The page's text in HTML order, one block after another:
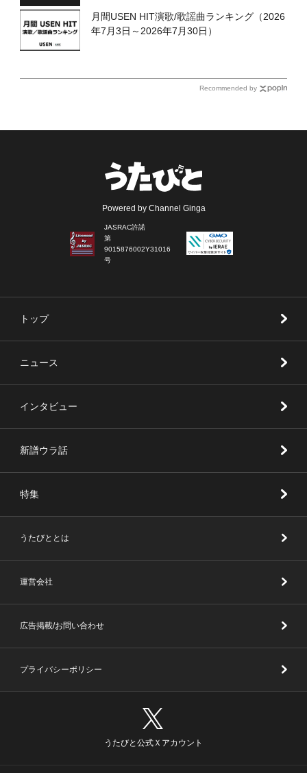
月間USEN HIT演歌/歌謡曲ランキング（2026
年7月3日～2026年7月30日）
Recommended by
Powered by Channel Ginga
JASRAC許諾
第
9015876002Y31016
号
トップ
ニュース
インタビュー
新譜ウラ話
特集
うたびととは
運営会社
広告掲載/お問い合わせ
プライバシーポリシー
うたびと公式Ｘアカウント